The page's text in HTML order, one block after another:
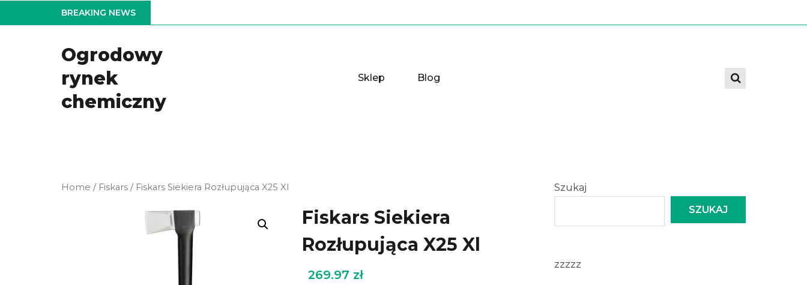
to
BREAKING NEWS
Ogrodowy
rynek
chemiczny
Sklep Blog
Home / Fiskars / Fiskars Siekiera Rozłupująca X25 Xl
Fiskars Siekiera
Rozłupująca X25 Xl
269.97 zł
Szukaj
SZUKAJ
zzzzz